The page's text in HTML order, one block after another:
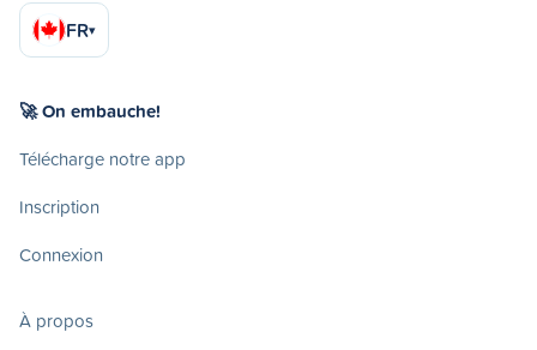
FR▾
🚀 On embauche!
Télécharge notre app
Inscription
Connexion
À propos